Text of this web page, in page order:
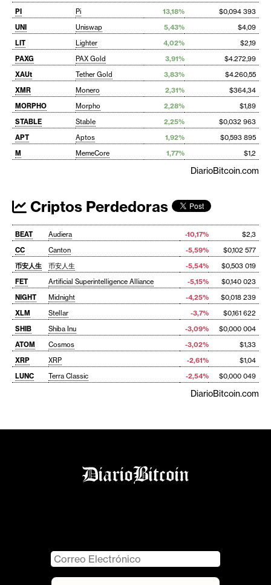
PI Pi 13,18%
$0,094 393
UNI
Uniswap 5,43%
$4,09
LIT
Lighter 4,02%
$2,19
PAXG
PAX Gold 3,91%
$4.272,99
XAUt
Tether Gold 3,83%
$4.260,55
XMR
Monero 2,31%
$364,34
MORPHO
Morpho 2,28%
$1,89
STABLE
Stable 2,25%
$0,032 963
APT
Aptos 1,92%
$0,593 895
M
MemeCore 1,77% $1,2
DiarioBitcoin.com
Criptos Perdedoras
BEAT Audiera -10,17%
$2,3
CC
Canton -5,59%
$0,102 577
币安人生
币安人生 -5,54%
$0,503 019
FET
Artificial Superintelligence Alliance -5,15%
$0,140 023
NIGHT
Midnight -4,25%
$0,018 239
XLM
Stellar -3,7%
$0,161 622
SHIB
Shiba Inu -3,09%
$0,000 004
ATOM
Cosmos -3,02%
$1,33
XRP
XRP -2,61%
$1,04
LUNC
Terra Classic -2,54% $0,000 049
DiarioBitcoin.com